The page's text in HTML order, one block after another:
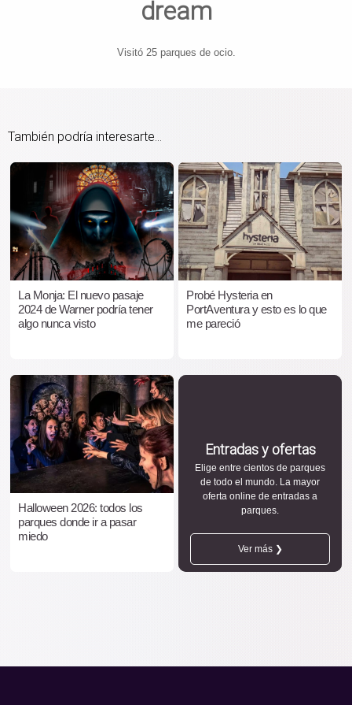
dream
Visitó 25 parques de ocio.
También podría interesarte...
La Monja: El nuevo pasaje
2024 de Warner podría tener
algo nunca visto
Probé Hysteria en
PortAventura y esto es lo que
me pareció
Halloween 2026: todos los
parques donde ir a pasar
miedo
Entradas y ofertas
Elige entre cientos de parques
de todo el mundo. La mayor
oferta online de entradas a
parques.
Ver más ❯